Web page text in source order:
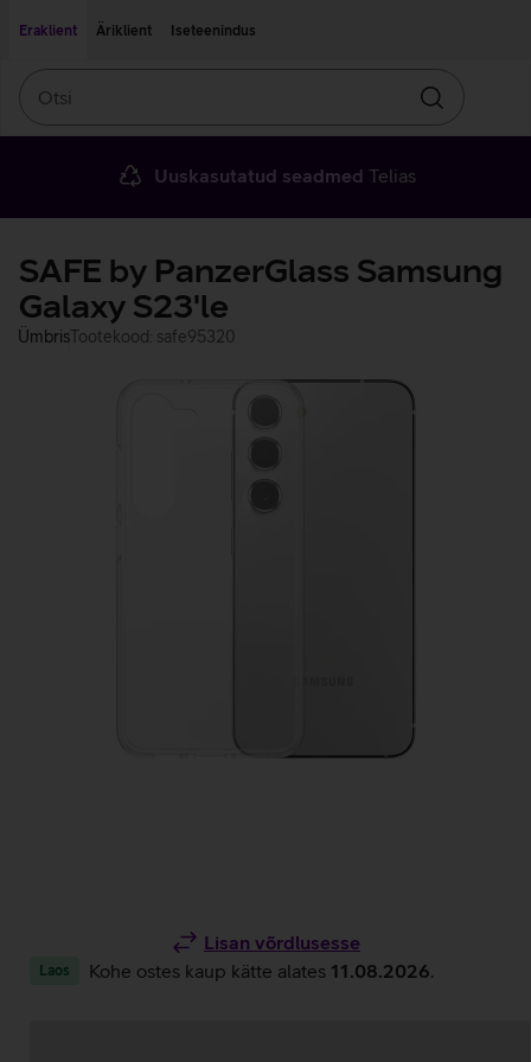
Eraklient
Äriklient Iseteenindus
Otsin
Uuskasutatud seadmed Telias
SAFE by PanzerGlass Samsung
Galaxy S23'le
ÜmbrisTootekood: safe95320
Lisan võrdlusesse
Laos Kohe ostes kaup kätte alates 11.08.2026